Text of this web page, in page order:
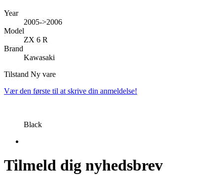
Year
2005->2006
Model
ZX 6 R
Brand
Kawasaki
Tilstand Ny vare
Vær den første til at skrive din anmeldelse!
Black
Tilmeld dig nyhedsbrev